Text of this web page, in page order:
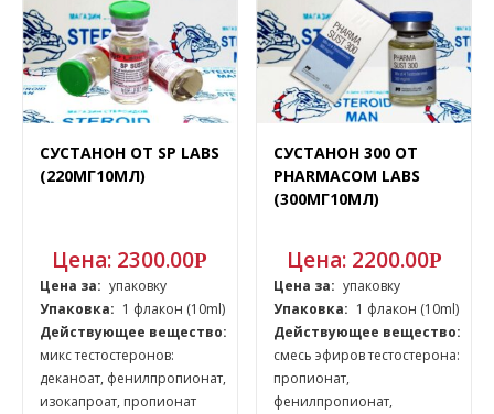
СУСТАНОН ОТ SP LABS
(220МГ10МЛ)
Цена: 2300.00Р
Цена за: упаковку
Упаковка: 1 флакон (10ml)
Действующее вещество:
микс тестостеронов:
деканоат, фенилпропионат,
изокапроат, пропионат
СУСТАНОН 300 ОТ
PHARMACOM LABS
(300МГ10МЛ)
Цена: 2200.00Р
Цена за: упаковку
Упаковка: 1 флакон (10ml)
Действующее вещество:
смесь эфиров тестостерона:
пропионат,
фенилпропионат,